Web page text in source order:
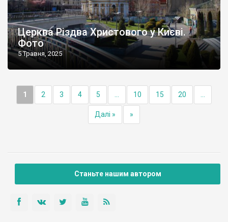
Церква Різдва Христового у Києві.
Фото
5 Травня, 2025
1 2 3 4 5 10 15 20
Далі » »
Станьте нашим автором